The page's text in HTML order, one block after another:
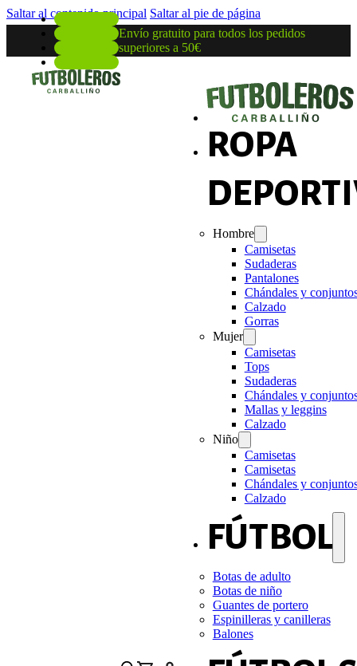
Saltar al contenido principal Saltar al pie de página
Envío gratuito para todos los pedidos
superiores a 50€
ROPA
Hombre
Camisetas
Sudaderas
Pantalones
Chándales y
Calzado
Gorras
Mujer
Camisetas
Tops
Sudaderas
Chándales y
Mallas y leggins
Calzado
Niño
Camisetas
Camisetas
Chándales y
Calzado
FÚTBOL
Botas de adulto
Botas de niño
Guantes de portero
Espinilleras y canilleras
Balones